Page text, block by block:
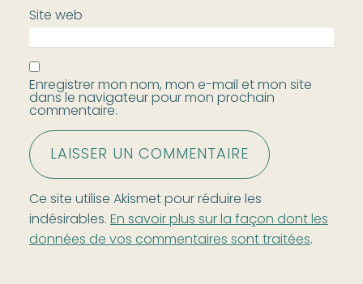
Site web
Enregistrer mon nom, mon e-mail et mon site
dans le navigateur pour mon prochain
commentaire.
Ce site utilise Akismet pour réduire les
indésirables.En savoir plus sur la façon dont les
données de vos commentaires sont traitées.